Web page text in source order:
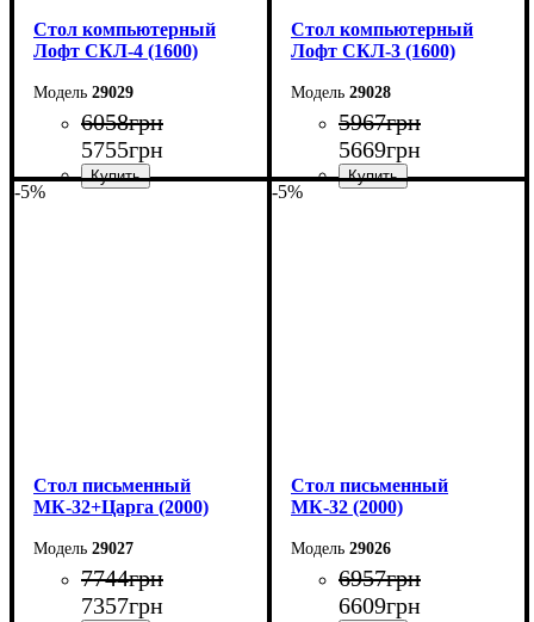
Стол компьютерный
Лофт СКЛ-4 (1600)
29029
6058грн
5755грн
Стол компьютерный
Лофт СКЛ-3 (1600)
29028
5967грн
5669грн
-5%
Cтол письменный
МК-32+Царга (2000)
29027
7744грн
7357грн
-5%
Cтол письменный
МК-32 (2000)
29026
6957грн
6609грн